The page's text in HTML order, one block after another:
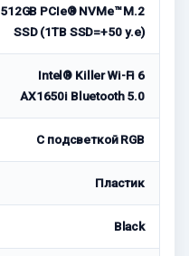
512GB PCIe® NVMe™ M.2
SSD (1TB SSD=+50 у.е)
Intel® Killer Wi-Fi 6
AX1650i Bluetooth 5.0
С подсветкой RGB
Пластик
Black